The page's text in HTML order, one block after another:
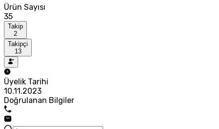
Ürün Sayısı
35
Takip
2
Takipçi
13
Üyelik Tarihi
10.11.2023
Doğrulanan Bilgiler